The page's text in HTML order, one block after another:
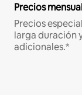
Precios
Precios
larga duración
adicionales.*